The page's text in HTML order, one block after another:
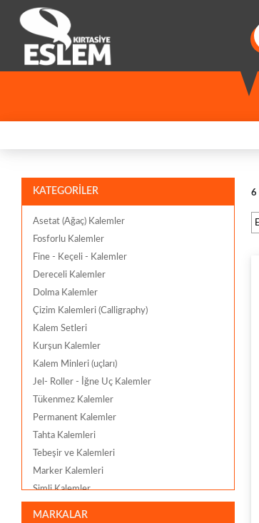
KATEGORİLER
Asetat (Ağaç) Kalemler
Fosforlu Kalemler
Fine - Keçeli - Kalemler
Dereceli Kalemler
Dolma Kalemler
Çizim Kalemleri (Calligraphy)
Kalem Setleri
Kurşun Kalemler
Kalem Minleri (uçları)
Jel- Roller - İğne Uç Kalemler
Tükenmez Kalemler
Permanent Kalemler
Tahta Kalemleri
Tebeşir ve Kalemleri
Marker Kalemleri
Simli Kalemler
MARKALAR
6